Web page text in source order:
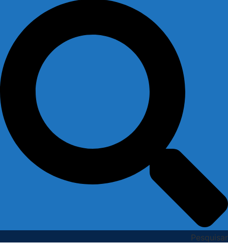
Pesquisar